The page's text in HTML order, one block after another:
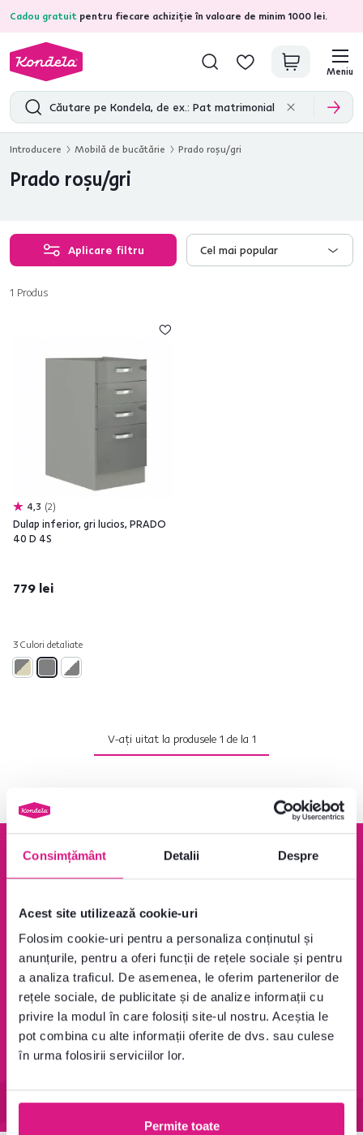
Consimțământ Detalii Despre
Acest site utilizează cookie-uri
Folosim cookie-uri pentru a personaliza conținutul și
anunțurile, pentru a oferi funcții de rețele sociale și pentru
a analiza traficul. De asemenea, le oferim partenerilor de
rețele sociale, de publicitate și de analize informații cu
privire la modul în care folosiți site-ul nostru. Aceștia le
pot combina cu alte informații oferite de dvs. sau culese
în urma folosirii serviciilor lor.
Permite toate
Cadou gratuit pentru fiecare achiziție în valoare de minim 1000 lei.
4,7 31.211 recenzii de produs verificate
Meniu
Introducere Mobilă de bucătărie Prado roşu/gri
Prado roşu/gri
Aplicare filtru Cel mai popular
1 Produs
4,3 2
Dulap inferior, gri lucios, PRADO
40 D 4S
779 lei
3 Culori detaliate
V-ați uitat la produsele 1 de la 1
Garanție de rambursare
Aflați mai multe
Aflați mai multe
95 % din produse
disponibile pe stoc în
depozitul central
Aflați mai multe
Condiții de returnare a
Aflați mai multe